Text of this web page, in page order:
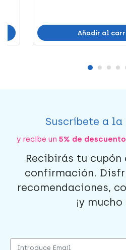
Añadir al
Suscríbete a
y recibe un 5% de descuento
Recibirás tu cupón
confirmación.
recomendaciones,
¡y mucho